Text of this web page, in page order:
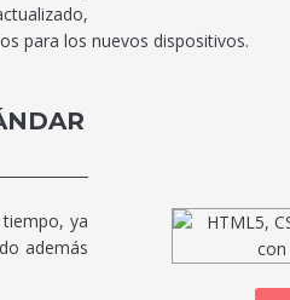
para los nuevos dispositivos.
ya
además